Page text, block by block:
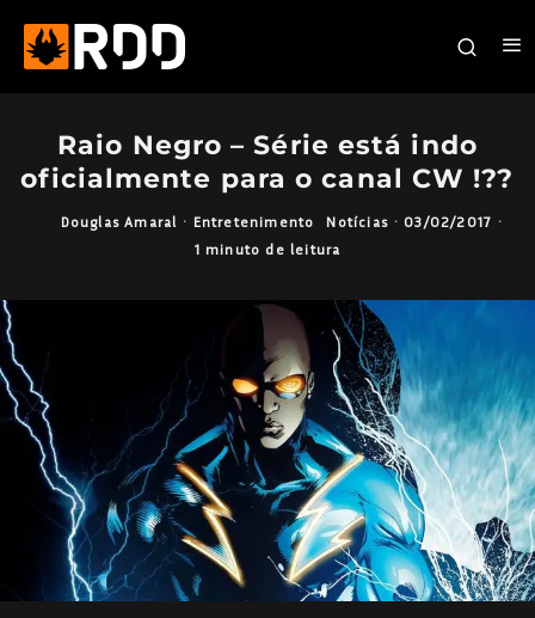
Raio Negro – Série está indo
oficialmente para o canal CW !??
Douglas Amaral · Entretenimento Notícias · 03/02/2017 ·
1 minuto de leitura